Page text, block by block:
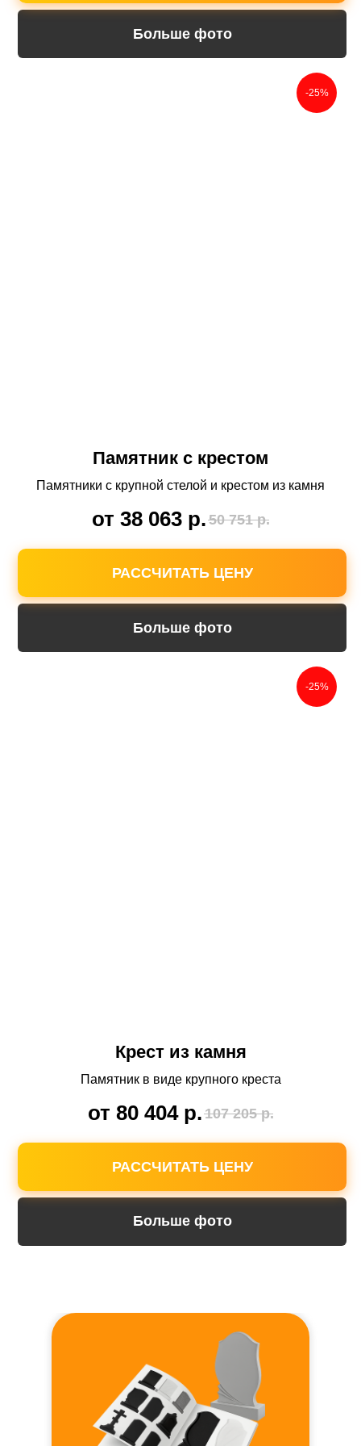
Больше фото
-25%
Памятник с крестом
Памятники с крупной стелой и крестом из камня
от 38 063 р.50 751 р.
РАССЧИТАТЬ ЦЕНУ
Больше фото
-25%
Крест из камня
Памятник в виде крупного креста
от 80 404 р.107 205 р.
РАССЧИТАТЬ ЦЕНУ
Больше фото
Гравировка на
памятнике в подарок